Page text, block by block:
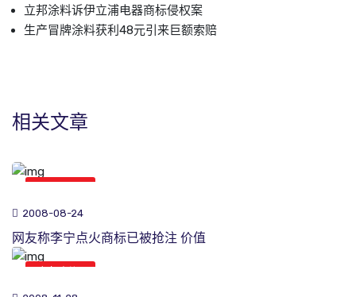
立邦涂料诉伊立浦电器商标侵权案
生产冒牌涂料获利48元引来巨额索赔
相关文章
2008-08-24
网友称李宁点火商标已被抢注 价值